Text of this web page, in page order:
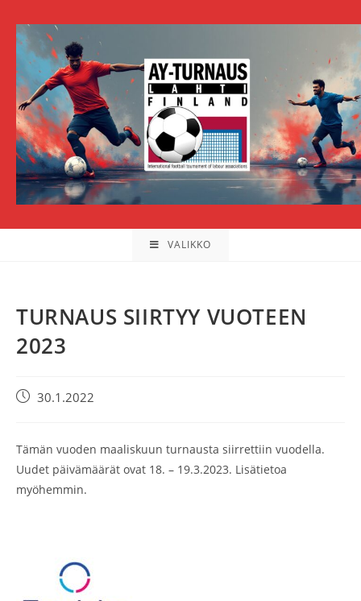
suoraan
sisältöön
VALIKKO
TURNAUS SIIRTYY VUOTEEN
2023
Artikkeli30.1.2022
Tämän vuoden maaliskuun turnausta siirrettiin vuodella.
Uudet päivämäärät ovat 18. – 19.3.2023. Lisätietoa
myöhemmin.